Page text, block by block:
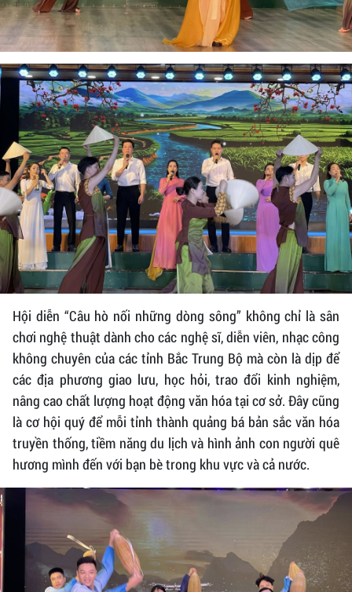
Hội diễn “Câu hò nối những dòng sông” không chỉ là sân
chơi nghệ thuật dành cho các nghệ sĩ, diễn viên, nhạc công
không chuyên của các tỉnh Bắc Trung Bộ mà còn là dịp để
các địa phương giao lưu, học hỏi, trao đổi kinh nghiệm,
nâng cao chất lượng hoạt động văn hóa tại cơ sở. Đây cũng
là cơ hội quý để mỗi tỉnh thành quảng bá bản sắc văn hóa
truyền thống, tiềm năng du lịch và hình ảnh con người quê
hương mình đến với bạn bè trong khu vực và cả nước.